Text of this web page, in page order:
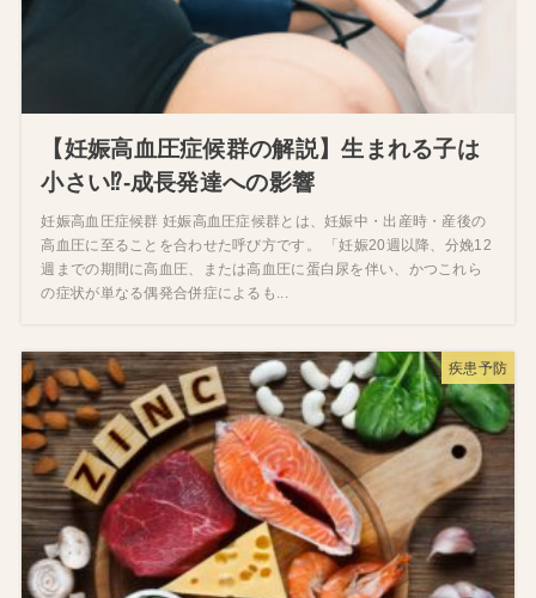
【妊娠高血圧症候群の解説】生まれる子は
小さい⁉‐成長発達への影響
妊娠高血圧症候群 妊娠高血圧症候群とは、妊娠中・出産時・産後の
高血圧に至ることを合わせた呼び方です。 「妊娠20週以降、分娩12
週までの期間に高血圧、または高血圧に蛋白尿を伴い、かつこれら
の症状が単なる偶発合併症によるも...
疾患予防